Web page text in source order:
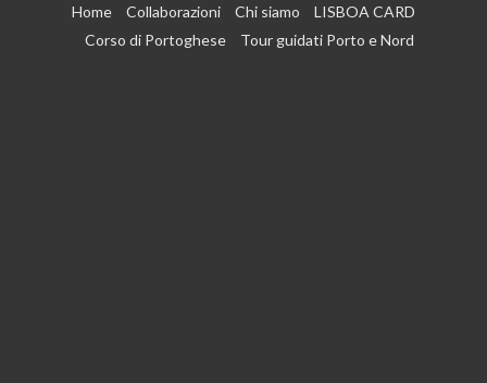
Home Collaborazioni Chi siamo
LISBOA CARD
Corso di Portoghese
Tour guidati Porto e Nord